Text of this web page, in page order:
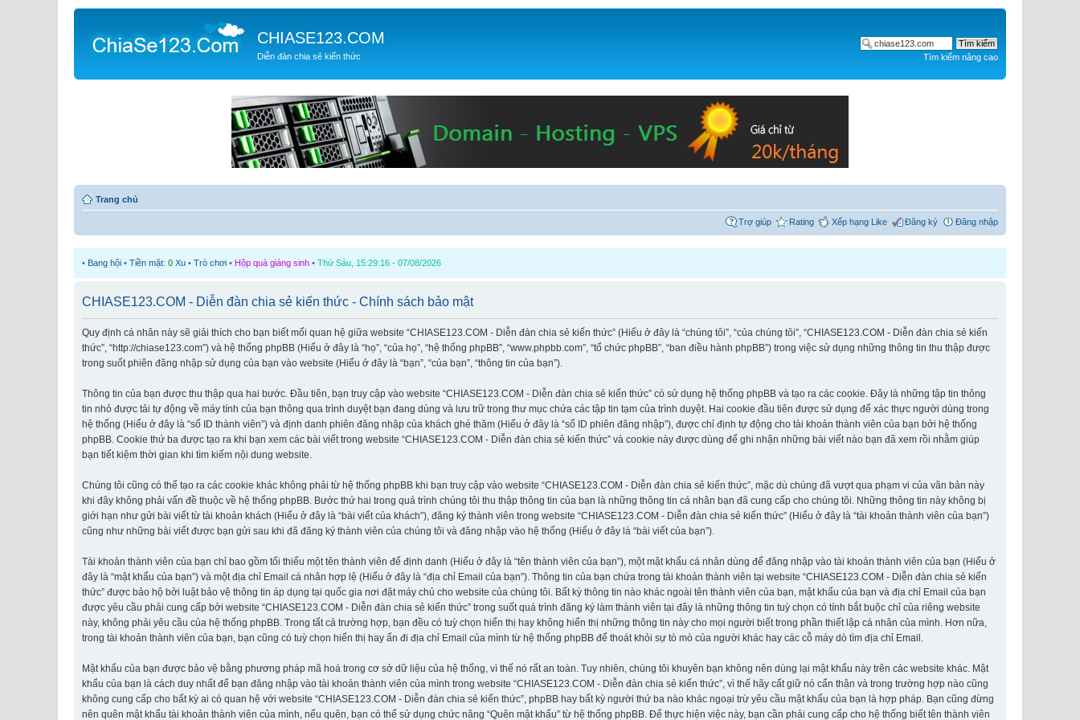
CHIASE123.COM
Diễn đàn chia sẻ kiến thức Tìm kiếm nâng cao
Trang chủ
Trợ giúp Rating Xếp hạng Like Đăng ký Đăng nhập
• Bang hội • Tiền mặt: 0 Xu • Trò chơi • Hộp quà giáng sinh • Thứ Sáu, 15:29:16 - 07/08/2026
CHIASE123.COM - Diễn đàn chia sẻ kiến thức - Chính sách bảo mật
Quy định cá nhân này sẽ giải thích cho bạn biết mối quan hệ giữa website “CHIASE123.COM - Diễn đàn chia sẻ kiến thức” (Hiểu ở đây là “chúng tôi”, “của chúng tôi”, “CHIASE123.COM - Diễn đàn chia sẻ kiến
thức”, “http://chiase123.com”) và hệ thống phpBB (Hiểu ở đây là “họ”, “của họ”, “hệ thống phpBB”, “www.phpbb.com”, “tổ chức phpBB”, “ban điều hành phpBB”) trong việc sử dụng những thông tin thu thập được
trong suốt phiên đăng nhập sử dụng của bạn vào website (Hiểu ở đây là “bạn”, “của bạn”, “thông tin của bạn”).
Thông tin của bạn được thu thập qua hai bước. Đầu tiên, bạn truy cập vào website “CHIASE123.COM - Diễn đàn chia sẻ kiến thức” có sử dụng hệ thống phpBB và tạo ra các cookie. Đây là những tập tin thông
tin nhỏ được tải tự động về máy tính của bạn thông qua trình duyệt bạn đang dùng và lưu trữ trong thư mục chứa các tập tin tạm của trình duyệt. Hai cookie đầu tiên được sử dụng để xác thực người dùng trong
hệ thống (Hiểu ở đây là “số ID thành viên”) và định danh phiên đăng nhập của khách ghé thăm (Hiểu ở đây là “số ID phiên đăng nhập”), được chỉ định tự động cho tài khoản thành viên của bạn bởi hệ thống
phpBB. Cookie thứ ba được tạo ra khi bạn xem các bài viết trong website “CHIASE123.COM - Diễn đàn chia sẻ kiến thức” và cookie này được dùng để ghi nhận những bài viết nào bạn đã xem rồi nhằm giúp
bạn tiết kiệm thời gian khi tìm kiếm nội dung website.
Chúng tôi cũng có thể tạo ra các cookie khác không phải từ hệ thống phpBB khi bạn truy cập vào website “CHIASE123.COM - Diễn đàn chia sẻ kiến thức”, mặc dù chúng đã vượt qua phạm vi của văn bản này
khi đây không phải vấn đề thuộc về hệ thống phpBB. Bước thứ hai trong quá trình chúng tôi thu thập thông tin của bạn là những thông tin cá nhân bạn đã cung cấp cho chúng tôi. Những thông tin này không bị
giới hạn như gửi bài viết từ tài khoản khách (Hiểu ở đây là “bài viết của khách”), đăng ký thành viên trong website “CHIASE123.COM - Diễn đàn chia sẻ kiến thức” (Hiểu ở đây là “tài khoản thành viên của bạn”)
cũng như những bài viết được bạn gửi sau khi đã đăng ký thành viên của chúng tôi và đăng nhập vào hệ thống (Hiểu ở đây là “bài viết của bạn”).
Tài khoản thành viên của bạn chỉ bao gồm tối thiểu một tên thành viên để định danh (Hiểu ở đây là “tên thành viên của bạn”), một mật khẩu cá nhân dùng để đăng nhập vào tài khoản thành viên của bạn (Hiểu ở
đây là “mật khẩu của bạn”) và một địa chỉ Email cá nhân hợp lệ (Hiểu ở đây là “địa chỉ Email của bạn”). Thông tin của bạn chứa trong tài khoản thành viên tại website “CHIASE123.COM - Diễn đàn chia sẻ kiến
thức” được bảo hộ bởi luật bảo vệ thông tin áp dụng tại quốc gia nơi đặt máy chủ cho website của chúng tôi. Bất kỳ thông tin nào khác ngoài tên thành viên của bạn, mật khẩu của bạn và địa chỉ Email của bạn
được yêu cầu phải cung cấp bởi website “CHIASE123.COM - Diễn đàn chia sẻ kiến thức” trong suốt quá trình đăng ký làm thành viên tại đây là những thông tin tuỳ chọn có tính bắt buộc chỉ của riêng website
này, không phải yêu cầu của hệ thống phpBB. Trong tất cả trường hợp, bạn đều có tuỳ chọn hiển thị hay không hiển thị những thông tin này cho mọi người biết trong phần thiết lập cá nhân của mình. Hơn nữa,
trong tài khoản thành viên của bạn, bạn cũng có tuỳ chọn hiển thị hay ẩn đi địa chỉ Email của mình từ hệ thống phpBB để thoát khỏi sự tò mò của người khác hay các cỗ máy dò tìm địa chỉ Email.
Mật khẩu của bạn được bảo vệ bằng phương pháp mã hoá trong cơ sở dữ liệu của hệ thống, vì thế nó rất an toàn. Tuy nhiên, chúng tôi khuyên bạn không nên dùng lại mật khẩu này trên các website khác. Mật
khẩu của bạn là cách duy nhất để bạn đăng nhập vào tài khoản thành viên của mình trong website “CHIASE123.COM - Diễn đàn chia sẻ kiến thức”, vì thế hãy cất giữ nó cẩn thận và trong trường hợp nào cũng
không cung cấp cho bất kỳ ai có quan hệ với website “CHIASE123.COM - Diễn đàn chia sẻ kiến thức”, phpBB hay bất kỳ người thứ ba nào khác ngoại trừ yêu cầu mật khẩu của bạn là hợp pháp. Bạn cũng đừng
nên quên mật khẩu tài khoản thành viên của mình, nếu quên, bạn có thể sử dụng chức năng “Quên mật khẩu” từ hệ thống phpBB. Để thực hiện việc này, bạn cần phải cung cấp cho hệ thống biết tên thành viên